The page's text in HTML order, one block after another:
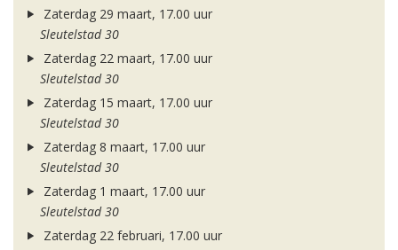
Zaterdag 29 maart, 17.00 uur
Sleutelstad 30
Zaterdag 22 maart, 17.00 uur
Sleutelstad 30
Zaterdag 15 maart, 17.00 uur
Sleutelstad 30
Zaterdag 8 maart, 17.00 uur
Sleutelstad 30
Zaterdag 1 maart, 17.00 uur
Sleutelstad 30
Zaterdag 22 februari, 17.00 uur